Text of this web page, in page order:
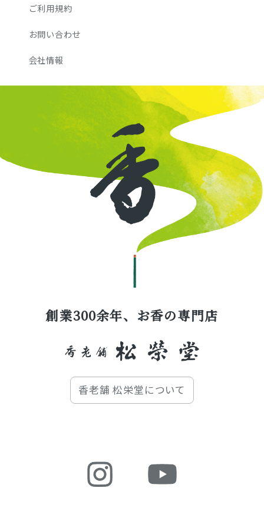
ご利用規約
お問い合わせ
会社情報
創業300余年、お香の専門店
香老舗 松栄堂について